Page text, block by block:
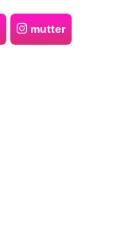
mutter